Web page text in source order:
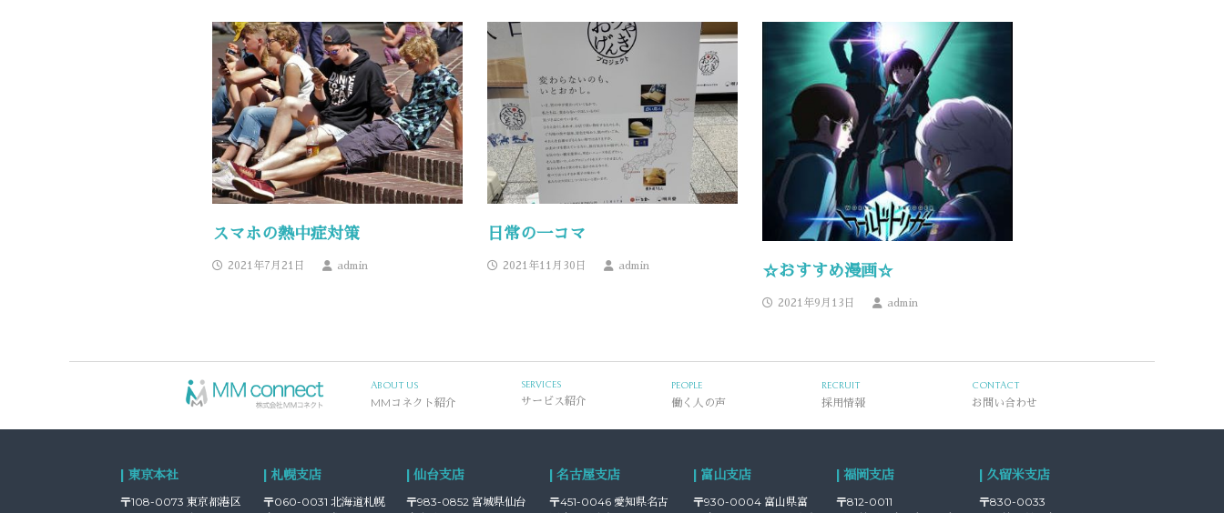
スマホの熱中症対策
2021年7月21日 admin
日常の一コマ
2021年11月30日 admin ☆おすすめ漫画☆
2021年9月13日 admin
ABOUT US
MMコネクト紹介
SERVICES
サービス紹介
PEOPLE
働く人の声
RECRUIT
採用情報
CONTACT
お問い合わせ
| 東京本社
〒108-0073 東京都港区
| 札幌支店
〒060-0031 北海道札幌
| 仙台支店
〒983-0852 宮城県仙台
| 名古屋支店
〒451-0046 愛知県名古
| 富山支店
〒930-0004 富山県富
| 福岡支店
〒812-0011
| 久留米支店
〒830-0033